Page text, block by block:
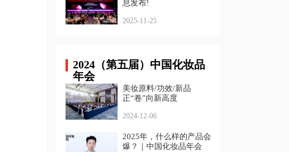
息发布!
2025-11-25
2024（第五届）中国化妆品
年会
美妆原料/功效/新品
正“卷”向新高度
2024-12-06
2025年，什么样的产品会
爆？｜中国化妆品年会